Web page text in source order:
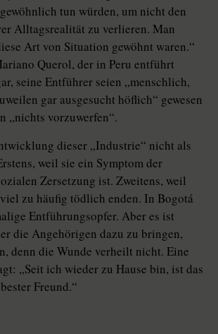
tun würden, um nicht den
Alltagsrealität zu verlieren. Man
Art von Situation gewöhnt waren.“
Querol, der in Peru entführt
seine Entführer seien „menschlich,
gar ausgesucht höflich“ gewesen
„nichts vorzuwerfen“.
dieser „Industrie“ nicht als
weil sie ein Symptom der
Zersetzung ist. Zweitens, weil
zu häufig tödlich enden. In Bogotá
Entführungsopfer. Aber es ist
die Angehörigen dazu zu bringen,
denn die Wunde verheilt nicht. Eine
„Seit ich wieder zu Hause bin, ist das
Freund.“